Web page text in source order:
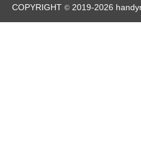
COPYRIGHT © 2019-2026